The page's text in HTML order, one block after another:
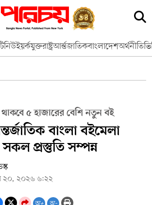
নিউইয়র্কযুক্তরাষ্ট্রআর্ন্তজাতিকবাংলাদেশঅর্থনীতি
থাকবে ৫ হাজারের বেশি নতুন বই
বাংলা বইমেলা
প্রস্তুতি সম্পন্ন
২০, ২০২৬ ৬:২২